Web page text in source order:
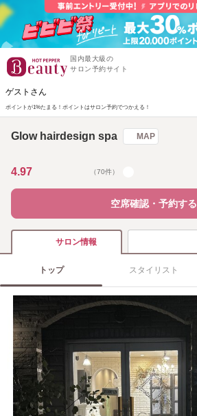
国内最大級の
サロン予約サイト
ゲストさん
ポイントが1%たまる！ ポイントはサロン予約でつかえる！
Glow hairdesign spa MAP
4.97 （70件）
空席確認・予約する
サロン情報
トップ スタイリスト